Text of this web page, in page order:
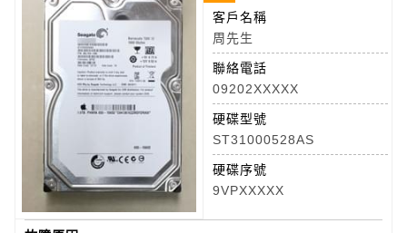
客戶名稱
周先生
聯絡電話
09202XXXXX
硬碟型號
ST31000528AS
硬碟序號
9VPXXXXX